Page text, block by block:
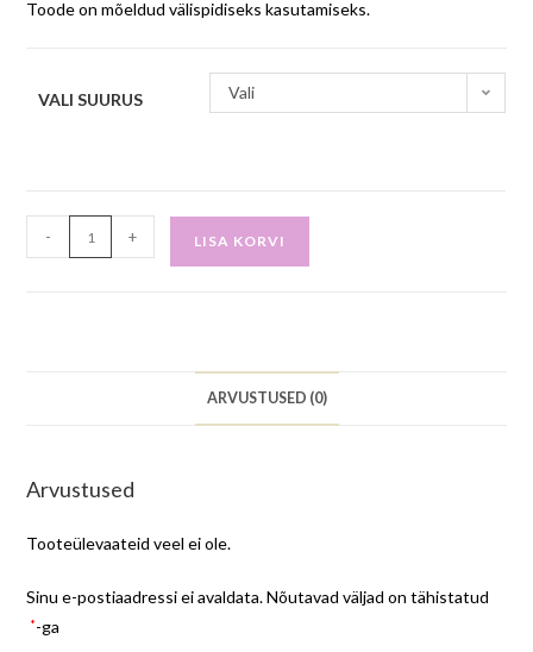
Toode on mõeldud välispidiseks kasutamiseks.
VALI SUURUS Vali
- + LISA KORVI
ARVUSTUSED (0)
Arvustused
Tooteülevaateid veel ei ole.
Sinu e-postiaadressi ei avaldata. Nõutavad väljad on tähistatud
*-ga